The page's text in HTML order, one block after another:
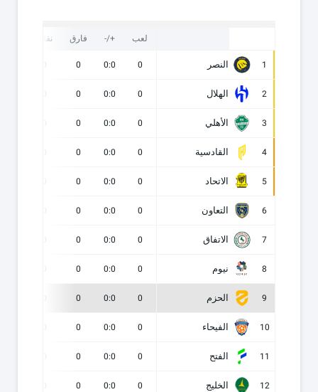
لعب +/- فارق نقاط
1 النصر 0
0:0
0
2 الهلال 0
0:0
0
3 الأهلي 0
0:0
0
4 القادسية 0
0:0
0
5 الاتحاد 0
0:0
0
6 التعاون 0
0:0
0
7 الاتفاق 0
0:0
0
8 نيوم 0
0:0
0
9 الحزم 0
0:0
0
10 الفيحاء 0
0:0
0
11 الفتح 0
0:0
0
12 الخليج 0
0:0
0